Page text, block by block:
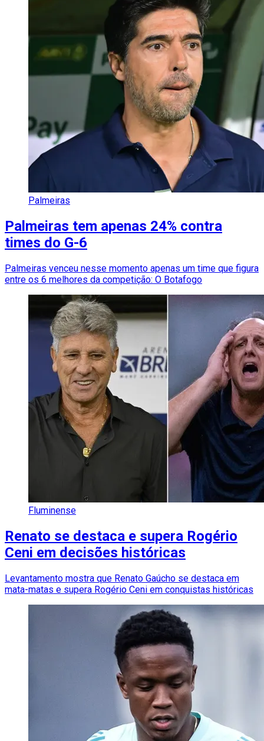
Palmeiras
Palmeiras tem apenas 24% contra
times do G-6
Palmeiras venceu nesse momento apenas um time que figura
entre os 6 melhores da competição: O Botafogo
Fluminense
Renato se destaca e supera Rogério
Ceni em decisões históricas
Levantamento mostra que Renato Gaúcho se destaca em
mata-matas e supera Rogério Ceni em conquistas históricas